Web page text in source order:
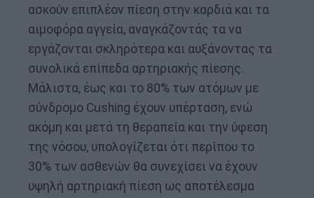
ασκούν επιπλέον πίεση στην καρδιά και τα
αιμοφόρα αγγεία, αναγκάζοντάς τα να
εργάζονται σκληρότερα και αυξάνοντας τα
συνολικά επίπεδα αρτηριακής πίεσης.
Μάλιστα, έως και το 80% των ατόμων με
σύνδρομο Cushing έχουν υπέρταση, ενώ
ακόμη και μετά τη θεραπεία και την ύφεση
της νόσου, υπολογίζεται ότι περίπου το
30% των ασθενών θα συνεχίσει να έχουν
υψηλή αρτηριακή πίεση ως αποτέλεσμα